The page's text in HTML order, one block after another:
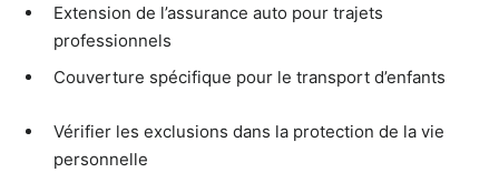
Extension de l’assurance auto pour trajets
professionnels
Couverture spécifique pour le transport d’enfants
Vérifier les exclusions dans la protection de la vie
personnelle